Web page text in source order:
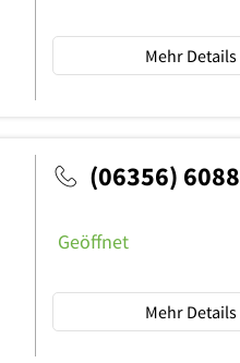
Mehr Details
(06356)
Geöffnet
Mehr Details